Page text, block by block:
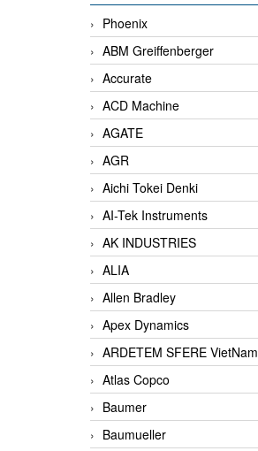
Phoenix
ABM Greiffenberger
Accurate
ACD Machine
AGATE
AGR
Aichi Tokei Denki
AI-Tek Instruments
AK INDUSTRIES
ALIA
Allen Bradley
Apex Dynamics
ARDETEM SFERE VietNam
Atlas Copco
Baumer
Baumueller